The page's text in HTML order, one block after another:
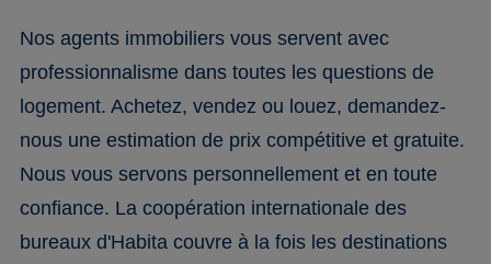
Nos agents immobiliers vous servent avec
professionnalisme dans toutes les questions de
logement. Achetez, vendez ou louez, demandez-
nous une estimation de prix compétitive et gratuite.
Nous vous servons personnellement et en toute
confiance. La coopération internationale des
bureaux d'Habita couvre à la fois les destinations